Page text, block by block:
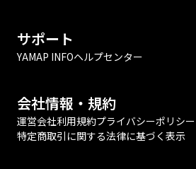
サポート
YAMAP INFOヘルプセンター
会社情報・規約
運営会社利用規約プライバシーポリシー
特定商取引に関する法律に基づく表示